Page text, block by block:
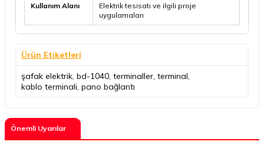
Kullanım Alanı
Elektrik tesisatı ve ilgili proje
uygulamaları
Ürün Etiketleri
şafak elektrik, bd-1040, terminaller, terminal,
kablo terminali, pano bağlantı
Önemli Uyarılar